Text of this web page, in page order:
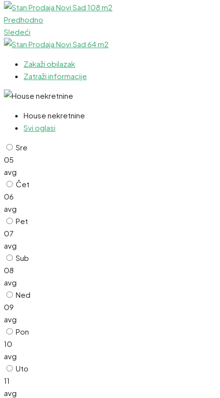
Predhodno
Sledeći
Zakaži obilazak
Zatraži informacije
House nekretnine
Svi oglasi
Sre
05
avg
Čet
06
avg
Pet
07
avg
Sub
08
avg
Ned
09
avg
Pon
10
avg
Uto
11
avg